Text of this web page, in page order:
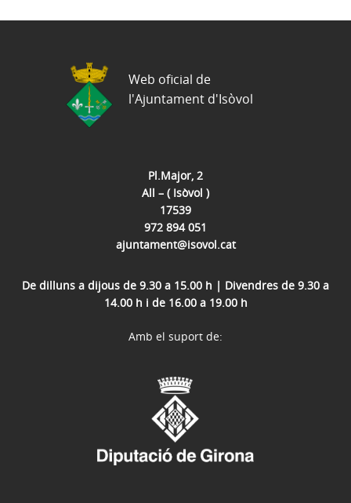
Pl.Major, 2
All – ( Isòvol )
17539
972 894 051
ajuntament@isovol.cat
De dilluns a dijous de 9.30 a 15.00 h | Divendres de 9.30 a
14.00 h i de 16.00 a 19.00 h
Web oficial de
l'Ajuntament d'Isòvol
Amb el suport de: